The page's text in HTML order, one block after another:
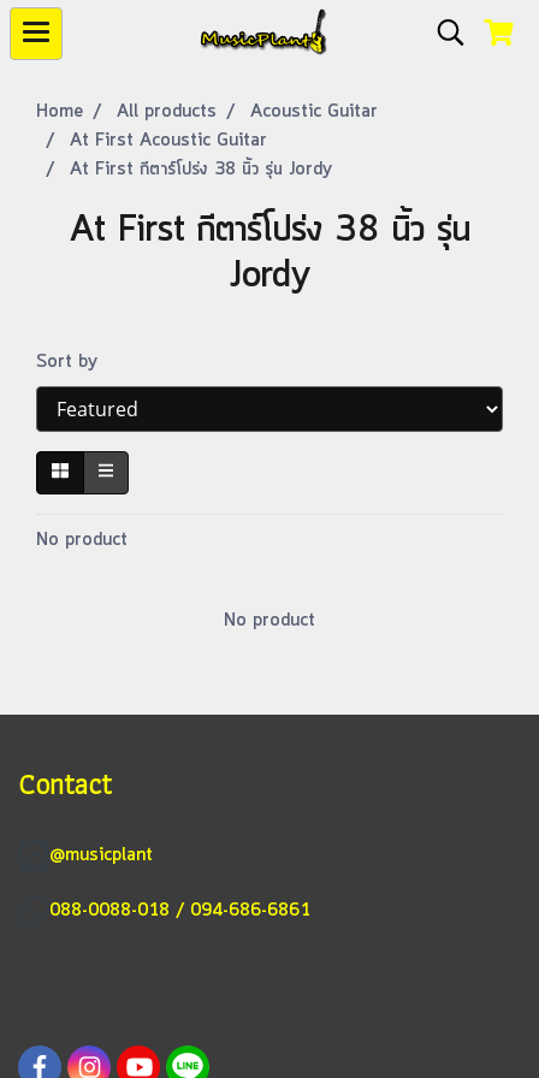
Home All products
Acoustic Guitar
At First Acoustic Guitar
At First กีตาร์โปร่ง 38 นิ้ว รุ่น Jordy
At First กีตาร์โปร่ง 38 นิ้ว รุ่น
Jordy
Sort by
No product
No product
Contact
@musicplant
088-0088-018 / 094-686-6861